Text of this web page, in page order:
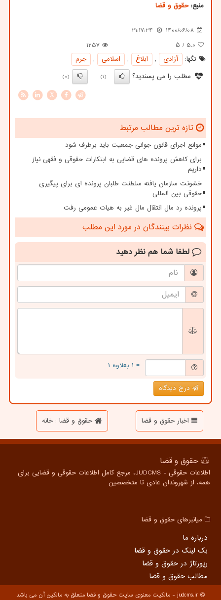
منبع:حقوق و قضا
1400/06/08
21:17:24
5.0 / ۵
1257
تگها:
آزادی , ابلاغ , اسلامی ,
جرم
مطلب را می پسندید؟
(1)
(0)
X
تازه ترین مطالب مرتبط
موانع اجرای قانون جوانی جمعیت باید برطرف شود
برای کاهش پرونده های قضایی به ابتکارات حقوقی و فقهی نیاز
داریم
خشونت سازمان یافته سلطنت طلبان پرونده ای برای پیگیری
حقوقی بین المللی
پرونده رد مال انتقال مال غیر به هیات عمومی رفت
نظرات بینندگان در مورد این مطلب
لطفا شما هم نظر دهید
= ۱ بعلاوه ۱
درج دیدگاه
اخبار حقوق و قضا حقوق و قضا : خانه
حقوق و قضا
اطلاعات حقوقی - JUDCMS، مرجع کامل اطلاعات حقوقی و قضایی برای
همه، از شهروندان عادی تا متخصصین
میانبرهای حقوق و قضا
درباره ما
بک لینک در حقوق و قضا
رپورتاژ در حقوق و قضا
مطالب حقوق و قضا